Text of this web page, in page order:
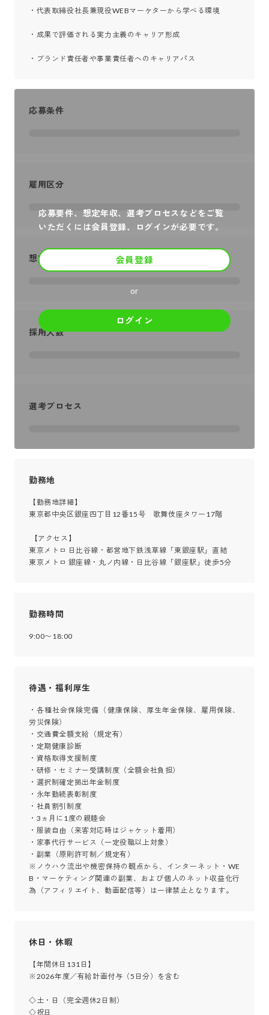
・代表取締役社長兼現役WEBマーケターから学べる環境
・成果で評価される実力主義のキャリア形成
・ブランド責任者や事業責任者へのキャリアパス
応募要件、想定年収、選考プロセスなどをご覧
いただくには会員登録、ログインが必要です。
会員登録
or
ログイン
応募条件
雇用区分
想定年収
採用人数
選考プロセス
勤務地
【勤務地詳細】
東京都中央区銀座四丁目12番15号　歌舞伎座タワー17階
東京メトロ 日比谷線・都営地下鉄浅草線「東銀座駅」直結
東京メトロ 銀座線・丸ノ内線・日比谷線「銀座駅」徒歩5分
勤務時間
9:00〜18:00
待遇・福利厚生
・各種社会保険完備（健康保険、厚生年金保険、雇用保険、
労災保険）
・交通費全額支給（規定有）
・定期健康診断
・資格取得支援制度
・研修・セミナー受講制度（全額会社負担）
・選択制確定拠出年金制度
・永年勤続表彰制度
・社員割引制度
・3ヵ月に1度の親睦会
・服装自由（来客対応時はジャケット着用）
・家事代行サービス（一定役職以上対象）
・副業（原則許可制／規定有）
※ノウハウ流出や機密保持の観点から、インターネット・WE
B・マーケティング関連の副業、および個人のネット収益化行
為（アフィリエイト、動画配信等）は一律禁止となります。
休日・休暇
【年間休日131日】
※2026年度／有給計画付与（5日分）を含む
◇土・日（完全週休2日制）
◇祝日